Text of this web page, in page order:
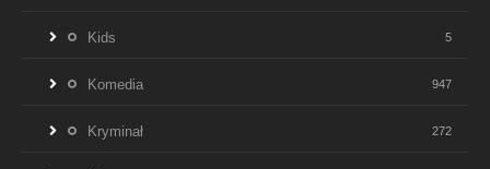
Kids 5
Komedia 947
Kryminał 272